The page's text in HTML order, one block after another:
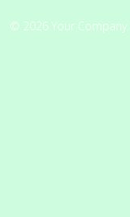
© 2026 Your Company.